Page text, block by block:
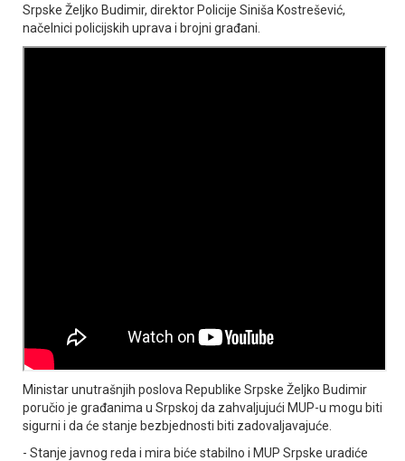
Srpske Željko Budimir, direktor Policije Siniša Kostrešević,
načelnici policijskih uprava i brojni građani.
Ministar unutrašnjih poslova Republike Srpske Željko Budimir
poručio je građanima u Srpskoj da zahvaljujući MUP-u mogu biti
sigurni i da će stanje bezbjednosti biti zadovaljavajuće.
- Stanje javnog reda i mira biće stabilno i MUP Srpske uradiće